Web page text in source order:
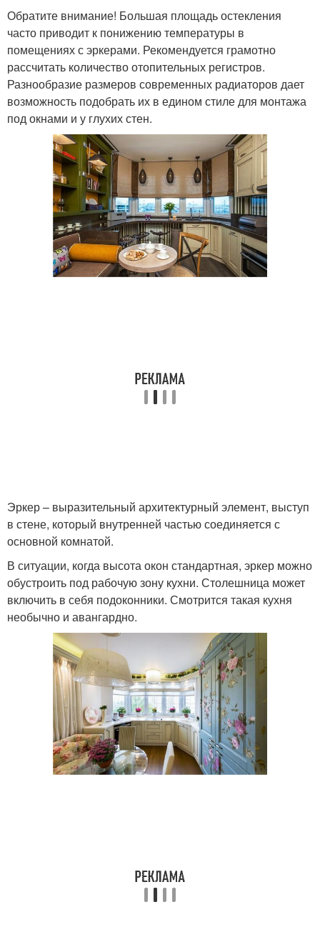
Обратите внимание! Большая площадь остекления
часто приводит к понижению температуры в
помещениях с эркерами. Рекомендуется грамотно
рассчитать количество отопительных регистров.
Разнообразие размеров современных радиаторов дает
возможность подобрать их в едином стиле для монтажа
под окнами и у глухих стен.
Эркер – выразительный архитектурный элемент, выступ
в стене, который внутренней частью соединяется с
основной комнатой.
В ситуации, когда высота окон стандартная, эркер можно
обустроить под рабочую зону кухни. Столешница может
включить в себя подоконники. Смотрится такая кухня
необычно и авангардно.